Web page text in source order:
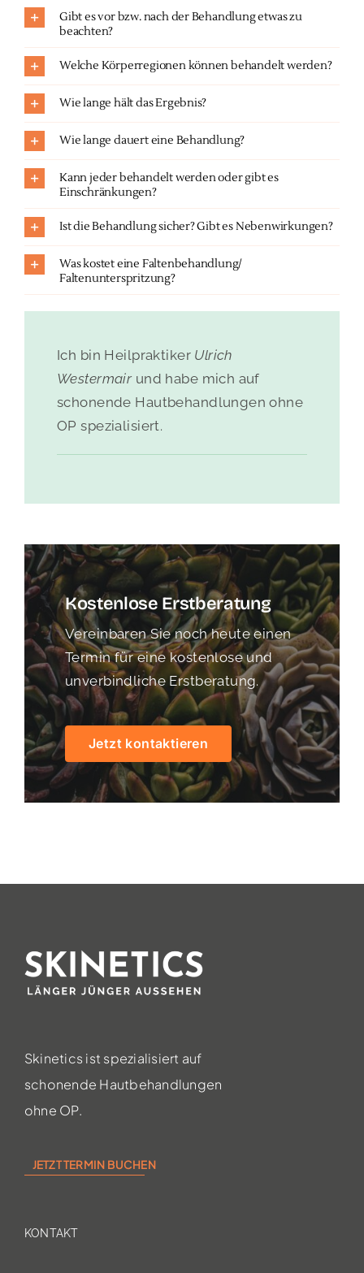
Gibt es vor bzw. nach der Behandlung etwas zu
beachten?
Welche Körperregionen können behandelt werden?
Wie lange hält das Ergebnis?
Wie lange dauert eine Behandlung?
Kann jeder behandelt werden oder gibt es
Einschränkungen?
Ist die Behandlung sicher? Gibt es Nebenwirkungen?
Was kostet eine Faltenbehandlung/
Faltenunterspritzung?
Ich bin Heilpraktiker Ulrich
Westermairund habe mich auf
schonende Hautbehandlungen ohne
OP spezialisiert.
Kostenlose Erstberatung
Vereinbaren Sie noch heute einen
Termin für eine kostenlose und
unverbindliche Erstberatung.
Jetzt kontaktieren
Skinetics ist spezialisiert auf
schonende Hautbehandlungen
ohne OP.
KONTAKT
JETZT TERMIN BUCHEN